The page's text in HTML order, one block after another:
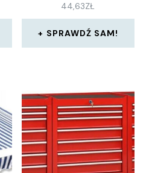
44,63ZŁ
SPRAWDŹ SAM!